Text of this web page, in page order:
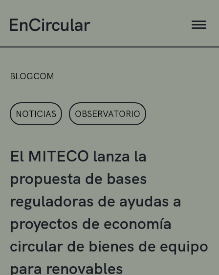
BLOGCOM
NOTICIAS OBSERVATORIO
El MITECO lanza la
propuesta de bases
reguladoras de ayudas a
proyectos de economía
circular de bienes de equipo
para renovables